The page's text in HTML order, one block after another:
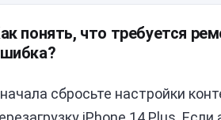
понять, что требуется
сбросьте настройки